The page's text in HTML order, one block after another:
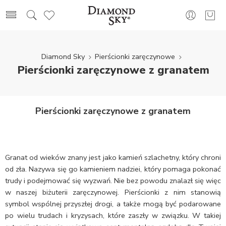
Diamond Sky Pierścionki zaręczynowe
Pierścionki zaręczynowe z granatem
Pierścionki zaręczynowe z granatem
Granat od wieków znany jest jako kamień szlachetny, który chroni
od zła. Nazywa się go kamieniem nadziei, który pomaga pokonać
trudy i podejmować się wyzwań. Nie bez powodu znalazł się więc
w naszej biżuterii zaręczynowej. Pierścionki z nim stanowią
symbol wspólnej przyszłej drogi, a także mogą być podarowane
po wielu trudach i kryzysach, które zaszły w związku. W takiej